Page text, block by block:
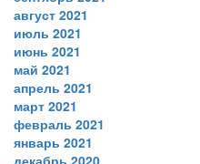
август 2021
июль 2021
июнь 2021
май 2021
апрель 2021
март 2021
февраль 2021
январь 2021